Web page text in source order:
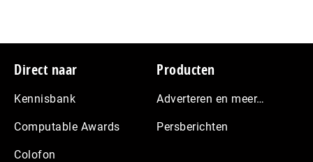
Footer
Direct naar
Kennisbank
Computable Awards
Colofon
Producten
Adverteren en meer…
Persberichten